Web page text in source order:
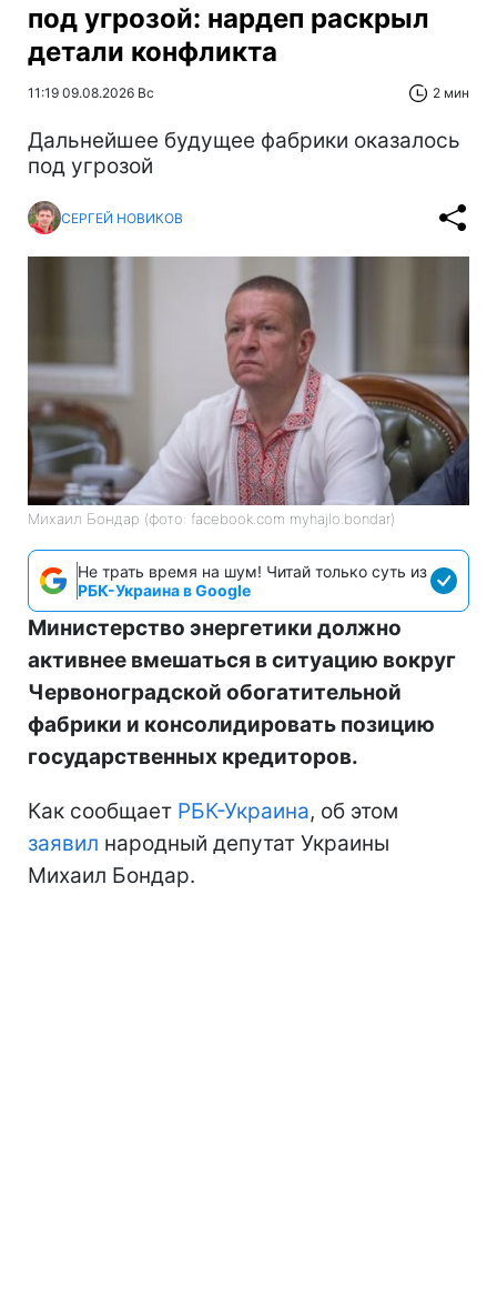
под угрозой: нардеп раскрыл
детали конфликта
11:19 09.08.2026 Вс 2 мин
Дальнейшее будущее фабрики оказалось
под угрозой
СЕРГЕЙ НОВИКОВ
Михаил Бондар (фото: facebook.com myhajlo.bondar)
Не трать время на шум! Читай только суть из
РБК-Украина в Google
Министерство энергетики должно
активнее вмешаться в ситуацию вокруг
Червоноградской обогатительной
фабрики и консолидировать позицию
государственных кредиторов.
Как сообщает РБК-Украина, об этом
заявил народный депутат Украины
Михаил Бондар.